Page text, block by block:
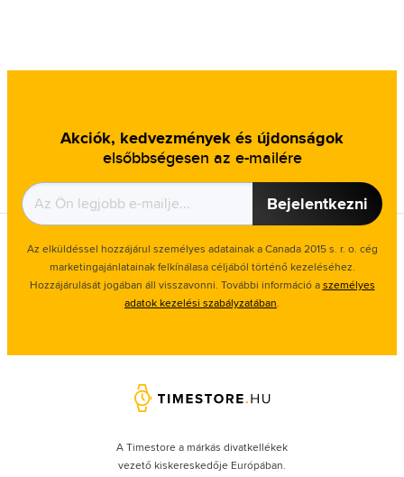
Akciók, kedvezmények és újdonságok
elsőbbségesen az e-mailére
Bejelentkezni
Az elküldéssel hozzájárul személyes adatainak a Canada 2015 s. r. o. cég
marketingajánlatainak felkínálasa céljából történő kezeléséhez.
Hozzájárulását jogában áll visszavonni. További információ aszemélyes
adatok kezelési szabályzatában.
A Timestore a márkás divatkellékek
vezető kiskereskedője Európában.